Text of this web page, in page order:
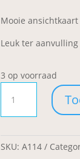
Mooie
Leuk ter
3 op voorraad
and
the
aantal
SKU: A114